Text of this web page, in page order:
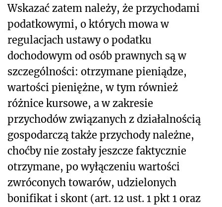
Wskazać zatem należy, że przychodami
podatkowymi, o których mowa w
regulacjach ustawy o podatku
dochodowym od osób prawnych są w
szczególności: otrzymane pieniądze,
wartości pieniężne, w tym również
różnice kursowe, a w zakresie
przychodów związanych z działalnością
gospodarczą także przychody należne,
choćby nie zostały jeszcze faktycznie
otrzymane, po wyłączeniu wartości
zwróconych towarów, udzielonych
bonifikat i skont (art. 12 ust. 1 pkt 1 oraz